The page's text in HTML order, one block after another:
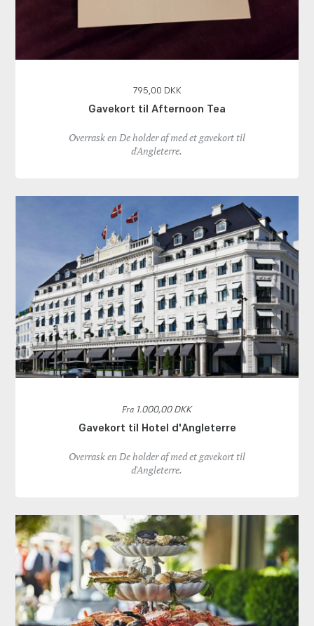
795,00 DKK
Gavekort til Afternoon Tea
Overrask en De holder af med et gavekort til
d'Angleterre.
Fra 1.000,00 DKK
Gavekort til Hotel d'Angleterre
Overrask en De holder af med et gavekort til
d'Angleterre.